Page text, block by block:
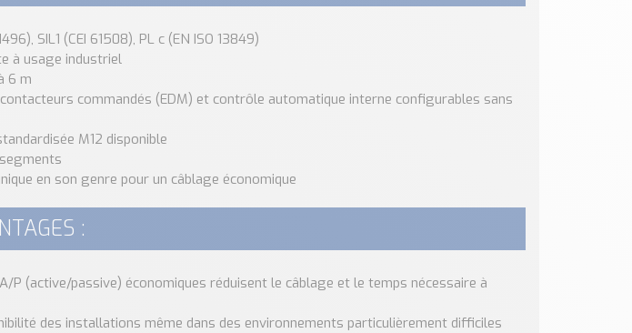
SIL1 (CEI 61508), PL c (EN ISO 13849)
à usage industriel
6 m
commandés (EDM) et contrôle automatique interne configurables sans
M12 disponible
en son genre pour un câblage économique
:
P (active/passive) économiques réduisent le câblage et le temps nécessaire à
des installations même dans des environnements particulièrement difficiles